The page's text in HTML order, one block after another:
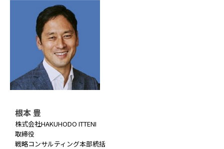
根本 豊
株式会社HAKUHODO ITTENI
取締役
戦略コンサルティング本部統括